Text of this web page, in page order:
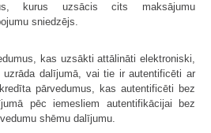
kurus uzsācis cits maksājumu
sniedzējs.
kas uzsākti attālināti elektroniski,
dalījumā, vai tie ir autentificēti ar
pārvedumus, kas autentificēti bez
pēc iemesliem autentifikācijai bez
shēmu dalījumu.